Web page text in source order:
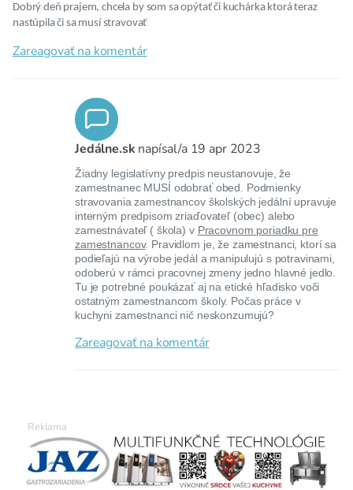
Dobrý deň prajem, chcela by som sa opýtať či kuchárka ktorá teraz
nastúpila či sa musí stravovať
Zareagovať na komentár
Jedálne.sk napísal/a 19 apr 2023
Žiadny legislatívny predpis neustanovuje, že
zamestnanec MUSÍ odobrať obed. Podmienky
stravovania zamestnancov školských jedální upravuje
interným predpisom zriaďovateľ (obec) alebo
zamestnávateľ ( škola) v Pracovnom poriadku pre
zamestnancov. Pravidlom je, že zamestnanci, ktorí sa
podieľajú na výrobe jedál a manipulujú s potravinami,
odoberú v rámci pracovnej zmeny jedno hlavné jedlo.
Tu je potrebné poukázať aj na etické hľadisko voči
ostatným zamestnancom školy. Počas práce v
kuchyni zamestnanci nič neskonzumujú?
Zareagovať na komentár